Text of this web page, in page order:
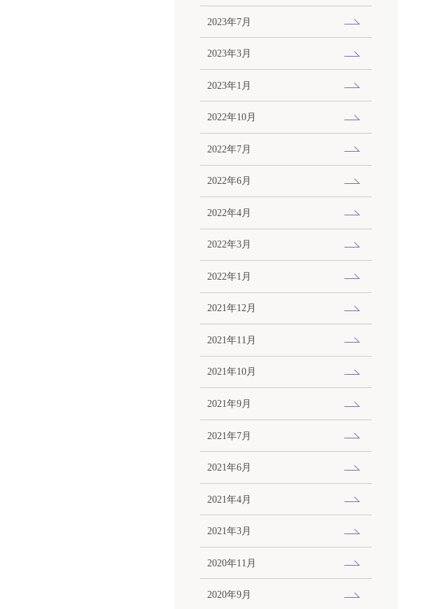
2023年7月
2023年3月
2023年1月
2022年10月
2022年7月
2022年6月
2022年4月
2022年3月
2022年1月
2021年12月
2021年11月
2021年10月
2021年9月
2021年7月
2021年6月
2021年4月
2021年3月
2020年11月
2020年9月